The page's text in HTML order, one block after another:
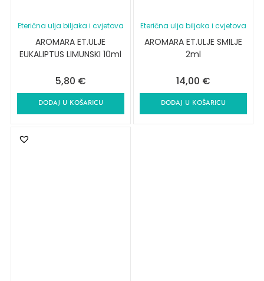
Eterična ulja biljaka i cvjetova
AROMARA ET.ULJE
EUKALIPTUS LIMUNSKI 10ml
5,80 €
DODAJ U KOŠARICU
Eterična ulja biljaka i cvjetova
AROMARA ET.ULJE SMILJE
2ml
14,00 €
DODAJ U KOŠARICU